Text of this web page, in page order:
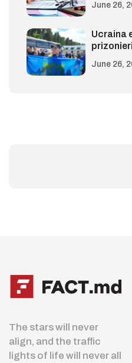
June 26,
Ucraina
June 26,
The stars will never
align, and the traffic
lights of life will never all